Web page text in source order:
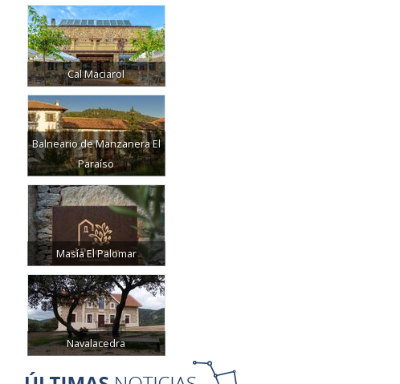
Cal Maciarol
Balneario de Manzanera El
Paraíso
Masía El Palomar
Navalacedra